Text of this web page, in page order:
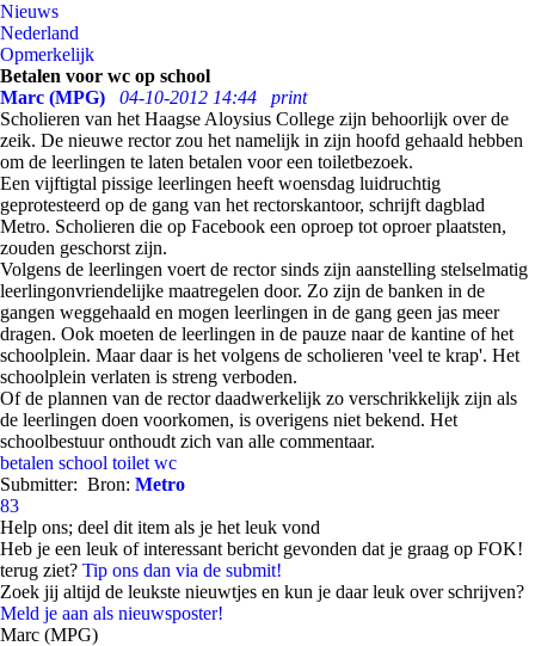
Nieuws
Nederland
Opmerkelijk
Betalen voor wc op school
Marc (MPG)
04-10-2012 14:44
print
Scholieren van het Haagse Aloysius College zijn behoorlijk over de
zeik. De nieuwe rector zou het namelijk in zijn hoofd gehaald hebben
om de leerlingen te laten betalen voor een toiletbezoek.
Een vijftigtal pissige leerlingen heeft woensdag luidruchtig
geprotesteerd op de gang van het rectorskantoor, schrijft dagblad
Metro. Scholieren die op Facebook een oproep tot oproer plaatsten,
zouden geschorst zijn.
Volgens de leerlingen voert de rector sinds zijn aanstelling stelselmatig
leerlingonvriendelijke maatregelen door. Zo zijn de banken in de
gangen weggehaald en mogen leerlingen in de gang geen jas meer
dragen. Ook moeten de leerlingen in de pauze naar de kantine of het
schoolplein. Maar daar is het volgens de scholieren 'veel te krap'. Het
schoolplein verlaten is streng verboden.
Of de plannen van de rector daadwerkelijk zo verschrikkelijk zijn als
de leerlingen doen voorkomen, is overigens niet bekend. Het
schoolbestuur onthoudt zich van alle commentaar.
betalen school toilet wc
Submitter: Bron: Metro
83
Help ons; deel dit item als je het leuk vond
Heb je een leuk of interessant bericht gevonden dat je graag op FOK!
terug ziet? Tip ons dan via de submit!
Zoek jij altijd de leukste nieuwtjes en kun je daar leuk over schrijven?
Meld je aan als nieuwsposter!
Marc (MPG)